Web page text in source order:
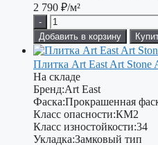
2 790 ₽/м²
-
Добавить в корзину
Плитка Art East Art
На складе
Бренд:Art East
Фаска:Прокрашенная
Класс опасности:КМ2
Класс изностойкости:34
Укладка:Замковый тип